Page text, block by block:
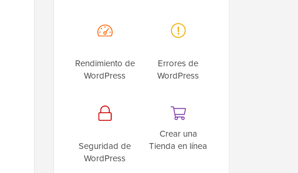
Rendimiento de
WordPress
Errores de
WordPress
Seguridad de
WordPress
Crear una
Tienda en línea